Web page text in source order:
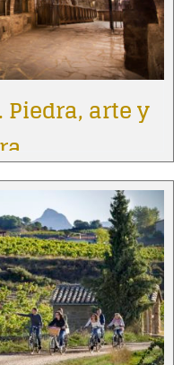
arte y